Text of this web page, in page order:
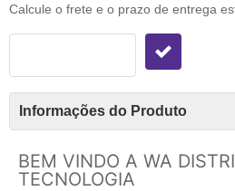
Calcule o frete e o prazo de entrega
Informações do Produto
BEM VINDO A WA
TECNOLOGIA